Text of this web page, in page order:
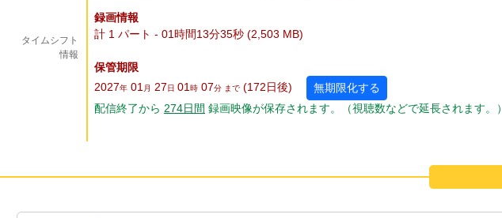
タイムシフト
情報
録画情報
計 1 パート - 01時間13分35秒 (2,503 MB)
保管期限
2027年 01月 27日 01時 07分 まで (172日後)
無期限化する
配信終了から 274日間 録画映像が保存されます。（視聴数などで延長されます。）